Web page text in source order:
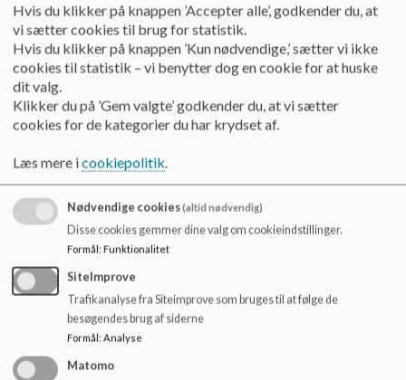
hverdagens udfordringer - hos os er der højt til loftet og plads
til eksperimenter.
UFOen har egne basislokaler og fælles lokaler med skolen.
UFOen har en fælles overordnet pædagogisk målsætning,
som bygger på værdibaseret og anerkendende pædagogik
og ledelse.
UFOen har en naturfaglig profil. Vi arbejder med naturfag i
alle vores fagområder. Vi har en naturfaglig vision. Der
arbejdes med bla. med en konkret naturvidenskabe metode
"Nysgerrige Per". UFOen er idrætscertificeret. Denne
certificering er med til at styrke de idrætslige og
sundhedsfremmende aktiviteter.
UFOen arbejder med pædagogiske pejlemærker. Vores
pædagogiske perspektivplan understøtter de politiske
pejlemærker. Hvert år har vi særlige pædagogiske
indsatsområder.
Hvis du klikker på knappen ’Accepter alle’, godkender du, at
vi sætter cookies til brug for statistik.
Hvis du klikker på knappen ’Kun nødvendige,’ sætter vi ikke
cookies til statistik – vi benytter dog en cookie for at huske
dit valg.
Klikker du på ’Gem valgte’ godkender du, at vi sætter
cookies for de kategorier du har krydset af.
Læs mere icookiepolitik.
Nødvendige cookies(altid nødvendig)
Disse cookies gemmer dine valg om cookieindstillinger.
Formål: Funktionalitet
SiteImprove
Trafikanalyse fra Siteimprove som bruges til at følge de
besøgendes brug af siderne
Formål: Analyse
Matomo